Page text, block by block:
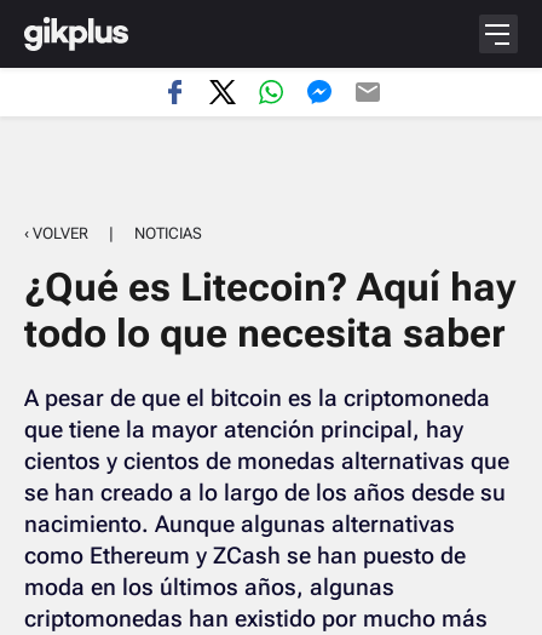
‹ VOLVER | NOTICIAS
¿Qué es Litecoin? Aquí hay
todo lo que necesita saber
A pesar de que el bitcoin es la criptomoneda
que tiene la mayor atención principal, hay
cientos y cientos de monedas alternativas que
se han creado a lo largo de los años desde su
nacimiento. Aunque algunas alternativas
como Ethereum y ZCash se han puesto de
moda en los últimos años, algunas
criptomonedas han existido por mucho más